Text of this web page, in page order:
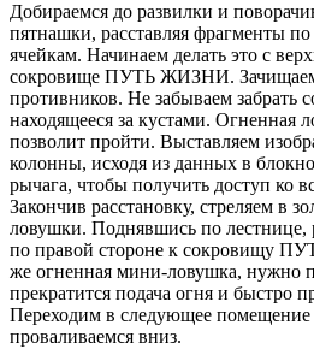
Добираемся до развилки и
пятнашки, расставляя фрагменты
ячейкам. Начинаем делать это с
сокровище ПУТЬ ЖИЗНИ. Зачищаем
противников. Не забываем
находящееся за кустами. Огненная
позволит пройти. Выставляем
колонны, исходя из данных в
рычага, чтобы получить доступ ко
Закончив расстановку, стреляем в
ловушки. Поднявшись по лестнице,
по правой стороне к сокровищу
же огненная мини-ловушка, нужно
прекратится подача огня и быстро
Переходим в следующее
проваливаемся вниз.